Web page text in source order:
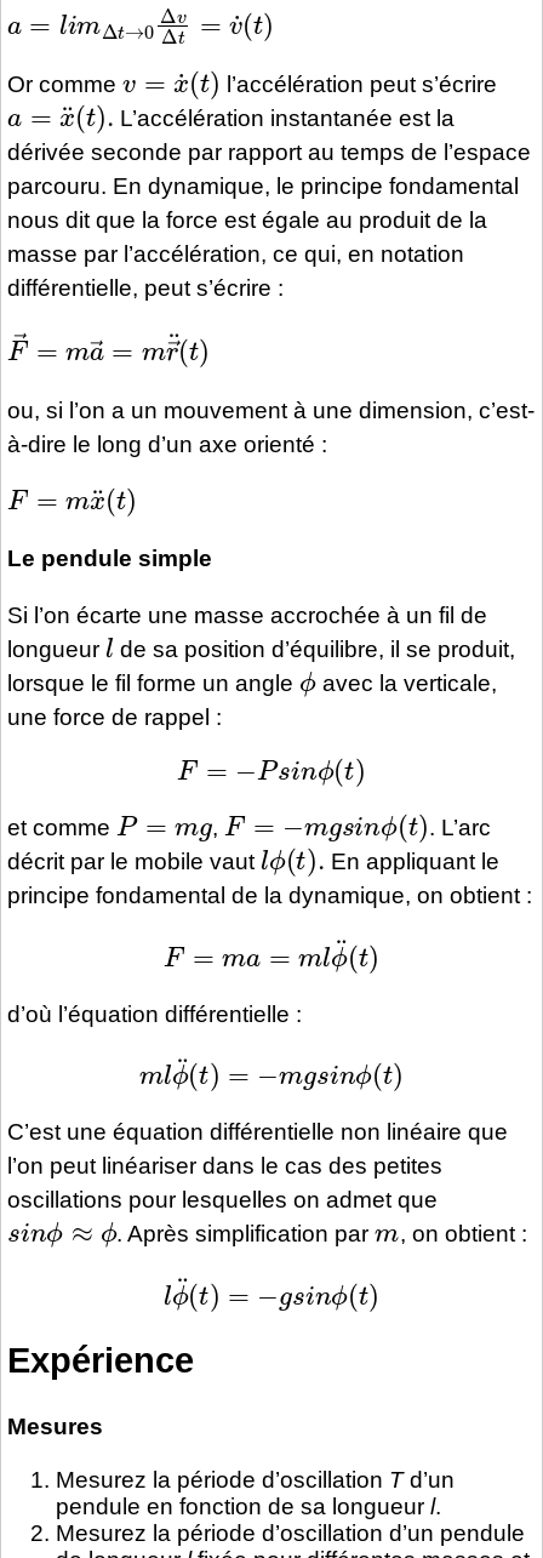
mΔ vΔ ˙ (t)
Or comme
( t)
l’accélération peut s’écrire
a= x¨(t).
L’accélération instantanée est la
dérivée seconde par rapport au temps de l’espace
parcouru. En dynamique, le principe fondamental
nous dit que la force est égale au produit de la
masse par l’accélération, ce qui, en notation
différentielle, peut s’écrire :
F→ ma mr→
ou, si l’on a un mouvement à une dimension, c’est-
à-dire le long d’un axe orienté :
F= (t )
Le pendule simple
Si l’on écarte une masse accrochée à un fil de
longueur
l
de sa position d’équilibre, il se produit,
lorsque le fil forme un angle
ϕ
avec la verticale,
une force de rappel :
F= in ϕ(
et comme
P=
,
F= ϕ
. L’arc
décrit par le mobile vaut
lϕ (t).
En appliquant le
principe fondamental de la dynamique, on obtient :
F= )
d’où l’équation différentielle :
lϕ¨(t) ϕ )
C’est une équation différentielle non linéaire que
l’on peut linéariser dans le cas des petites
oscillations pour lesquelles on admet que
sinϕ≈ϕ
. Après simplification par
m
, on obtient :
lϕ¨(t) ϕ )
Expérience
Mesures
Mesurez la période d’oscillation Td’un
pendule en fonction de sa longueur l.
Mesurez la période d’oscillation d’un pendule